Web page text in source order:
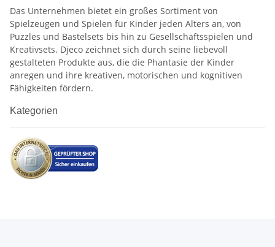
Das Unternehmen bietet ein großes Sortiment von
Spielzeugen und Spielen für Kinder jeden Alters an, von
Puzzles und Bastelsets bis hin zu Gesellschaftsspielen und
Kreativsets. Djeco zeichnet sich durch seine liebevoll
gestalteten Produkte aus, die die Phantasie der Kinder
anregen und ihre kreativen, motorischen und kognitiven
Fähigkeiten fördern.
Kategorien